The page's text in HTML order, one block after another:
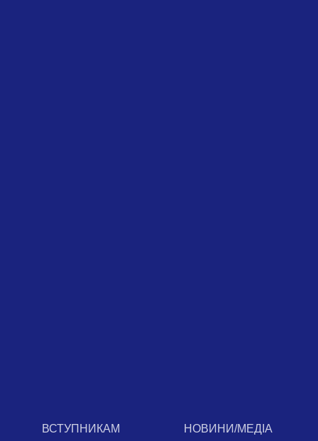
ВСТУПНИКАМ НОВИНИ/МЕДІА